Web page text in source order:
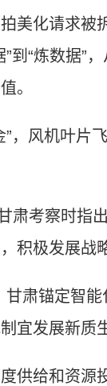
化请求被
“炼数据”，
。
风机叶片
考察时指出
积极发展战
肃锚定智能
宜发展新质
给和资源